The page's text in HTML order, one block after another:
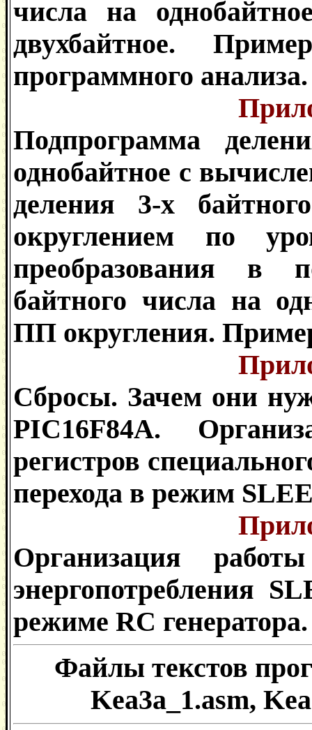
числа на
двухбайтное.
программного анализа.
Подпрограмма
однобайтное с
деления 3-х
округлением по
преобразования в
байтного числа на
ПП округления.
Сбросы. Зачем они
PIC16F84A.
регистров
перехода в режим
Организация
энергопотребления
режиме RC
Файлы текстов
Kea3a_1.asm,